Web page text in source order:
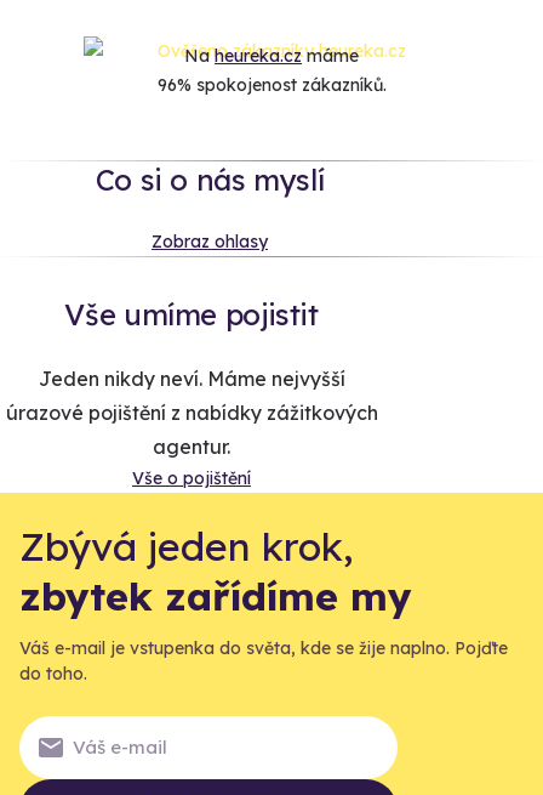
Naheureka.czmáme
96% spokojenost zákazníků.
Co si o nás myslí
Zobraz ohlasy
Vše umíme pojistit
Jeden nikdy neví. Máme nejvyšší
úrazové pojištění z nabídky zážitkových
agentur.
Vše o pojištění
Zbývá jeden krok,
zbytek zařídíme my
Váš e-mail je vstupenka do světa, kde se žije naplno. Pojďte
do toho.